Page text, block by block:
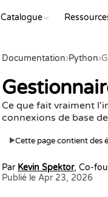
Catalogue
Documentation›Python›
Ce que fait vraiment
connexions de base
▶Cette page contient des
Par Kevin Spektor, Co-
Publié le Apr 23, 2026